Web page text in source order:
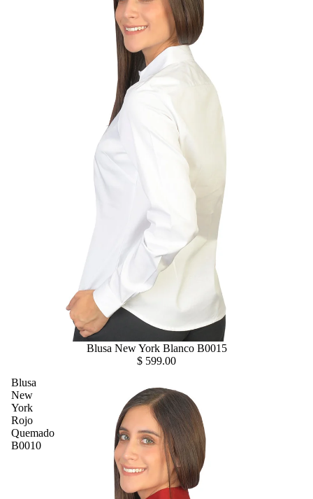
Blusa New York Blanco B0015
$ 599.00
Blusa
New
York
Rojo
Quemado
B0010